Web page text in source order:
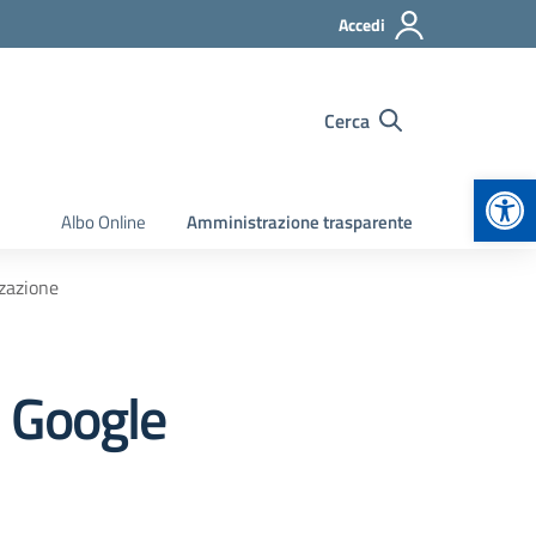
Accedi
Cerca
Albo Online Amministrazione trasparente